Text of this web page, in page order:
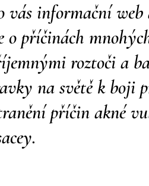
informační web
o příčinách
roztoči a
na světě k boji
příčin akné